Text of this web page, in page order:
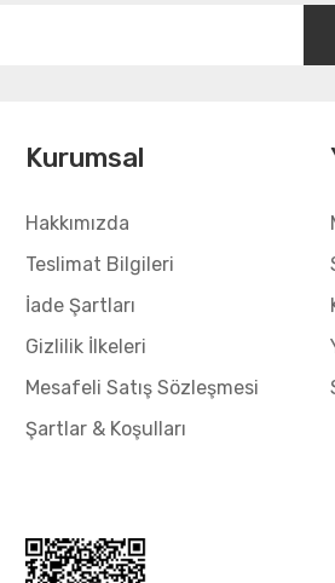
Kurumsal
Hakkımızda
Teslimat Bilgileri
İade Şartları
Gizlilik İlkeleri
Mesafeli Satış Sözleşmesi
Şartlar & Koşulları